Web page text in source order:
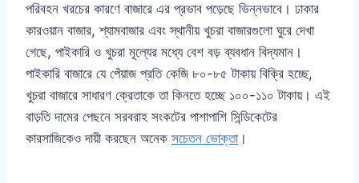
পরিবহন খরচের কারণে বাজারে এর প্রভাব পড়েছে ভিন্নভাবে। ঢাকার
কারওয়ান বাজার, শ্যামবাজার এবং স্থানীয় খুচরা বাজারগুলো ঘুরে দেখা
গেছে, পাইকারি ও খুচরা মূল্যের মধ্যে বেশ বড় ব্যবধান বিদ্যমান।
পাইকারি বাজারে যে পেঁয়াজ প্রতি কেজি ৮০-৮৫ টাকায় বিক্রি হচ্ছে,
খুচরা বাজারে সাধারণ ক্রেতাকে তা কিনতে হচ্ছে ১০০-১১০ টাকায়। এই
বাড়তি দামের পেছনে সরবরাহ সংকটের পাশাপাশি সিন্ডিকেটের
কারসাজিকেও দায়ী করছেন অনেক সচেতন ভোক্তা।